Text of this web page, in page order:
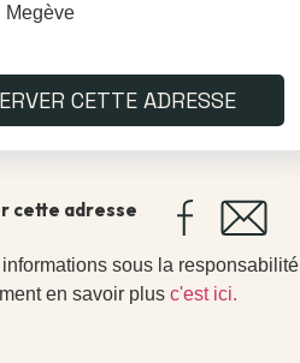
Megève
CETTE ADRESSE
cette adresse
sous la responsabilité
en savoir plus c'est ici.